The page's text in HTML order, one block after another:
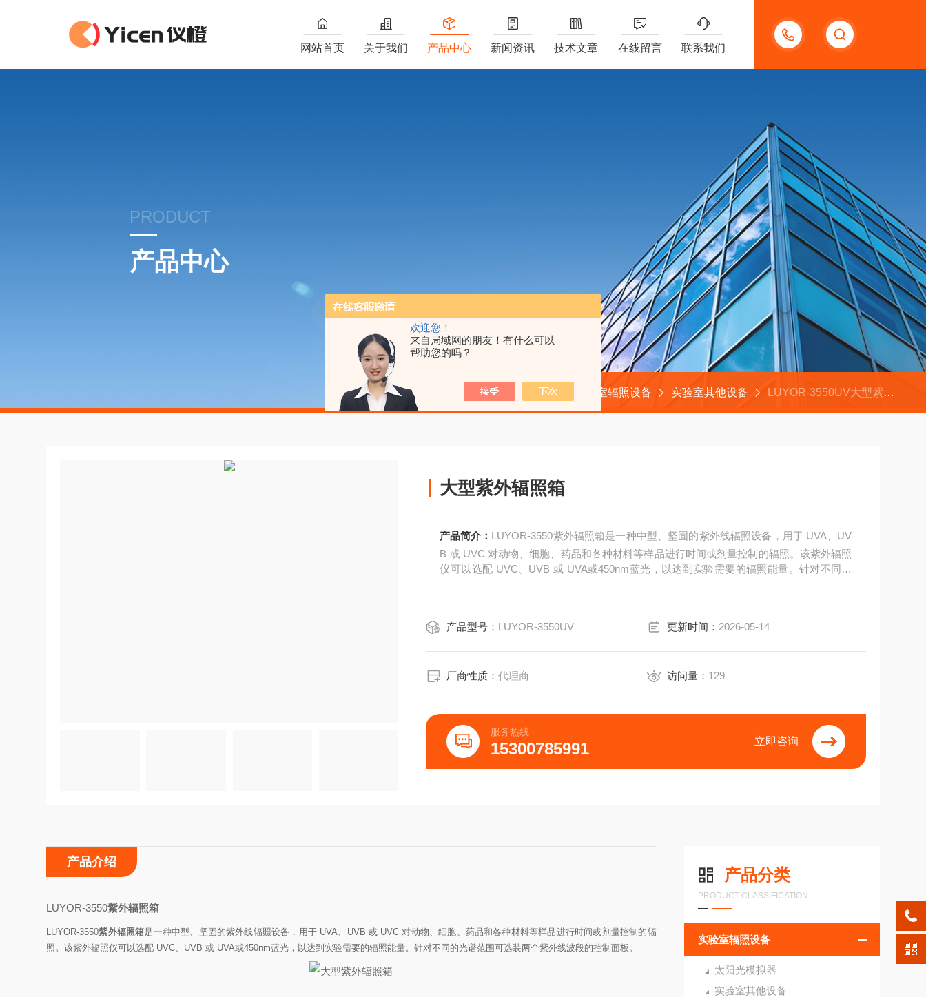
欢迎您！
来自局域网的朋友！有什么可以
帮助您的吗？
15300785991
网站首页 关于我们 产品中心 新闻资讯 技术文章 在线留言 联系我们
PRODUCT
产品中心
首页 产品中心 实验室辐照设备 实验室其他设备 LUYOR-3550UV大型紫外辐照箱
大型紫外辐照箱
产品简介： LUYOR-3550紫外辐照箱是一种中型、坚固的紫外线辐照设备，用于 UVA、UV
B 或 UVC 对动物、细胞、药品和各种材料等样品进行时间或剂量控制的辐照。该紫外辐照
仪可以选配 UVC、UVB 或 UVA或450nm蓝光，以达到实验需要的辐照能量。针对不同的
产品型号： LUYOR-3550UV 更新时间： 2026-05-14
厂商性质：代理商 访问量： 129
服务热线
15300785991 立即咨询
产品分类
PRODUCT CLASSIFICATION
实验室辐照设备
太阳光模拟器
实验室其他设备
产品介绍
LUYOR-3550紫外辐照箱
LUYOR-3550紫外辐照箱是一种中型、坚固的紫外线辐照设备，用于 UVA、UVB 或 UVC 对动物、细胞、药品和各种材料等样品进行时间或剂量控制的辐
照。该紫外辐照仪可以选配 UVC、UVB 或 UVA或450nm蓝光，以达到实验需要的辐照能量。针对不同的光谱范围可选装两个紫外线波段的控制面板。